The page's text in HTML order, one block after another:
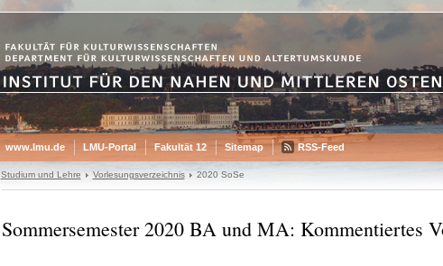
www.lmu.de LMU-Portal Fakultät 12 Sitemap RSS-Feed
Studium und Lehre Vorlesungsverzeichnis 2020 SoSe
Sommersemester 2020 BA und MA: Kommentiertes